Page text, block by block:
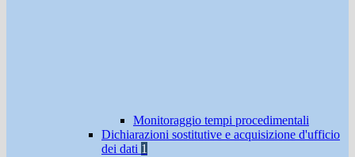
Monitoraggio tempi procedimentali
Dichiarazioni sostitutive e acquisizione d'ufficio
dei dati 1